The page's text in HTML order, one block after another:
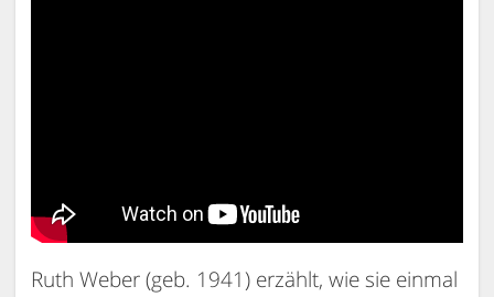
Ruth Weber (geb. 1941) erzählt, wie sie einmal